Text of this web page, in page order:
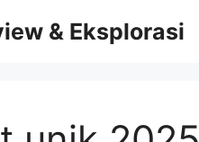
& Eksplorasi